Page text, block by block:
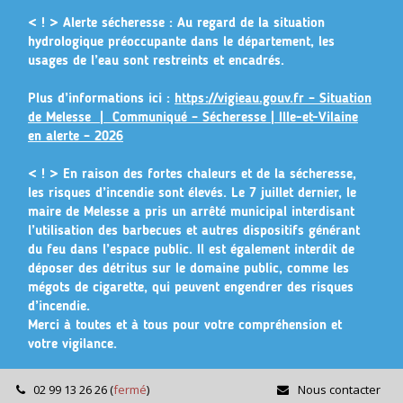
< ! > Alerte sécheresse : Au regard de la situation
hydrologique préoccupante dans le département, les
usages de l’eau sont restreints et encadrés.
Plus d’informations ici : https://vigieau.gouv.fr – Situation
de Melesse | Communiqué – Sécheresse | Ille-et-Vilaine
en alerte – 2026
< ! > En raison des fortes chaleurs et de la sécheresse,
les risques d’incendie sont élevés. Le 7 juillet dernier, le
maire de Melesse a pris un arrêté municipal interdisant
l’utilisation des barbecues et autres dispositifs générant
du feu dans l’espace public. Il est également interdit de
déposer des détritus sur le domaine public, comme les
mégots de cigarette, qui peuvent engendrer des risques
d’incendie.
Merci à toutes et à tous pour votre compréhension et
votre vigilance.
02 99 13 26 26(fermé) Nous contacter